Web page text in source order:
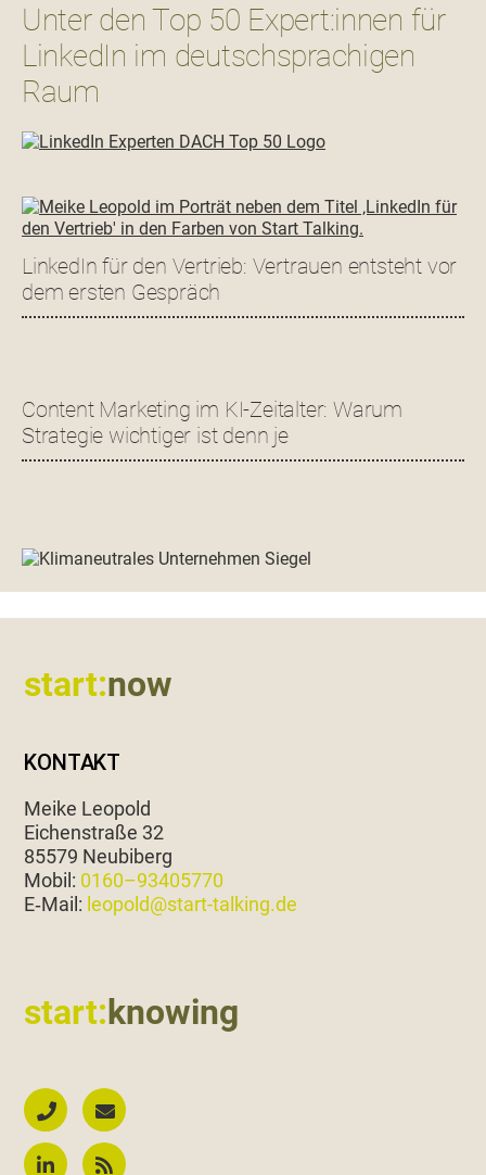
Unter den Top 50 Expert:innen für
LinkedIn im deutschsprachigen
Raum
LinkedIn für den Vertrieb: Vertrauen entsteht vor
dem ersten Gespräch
Content Marketing im KI-Zeitalter: Warum
Strategie wichtiger ist denn je
start:now
KONTAKT
Meike Leopold
Eichen­straße 32
85579 Neubiberg
Mobil: 0160–93405770
E‑Mail: leopold@start-talking.de
start:knowing